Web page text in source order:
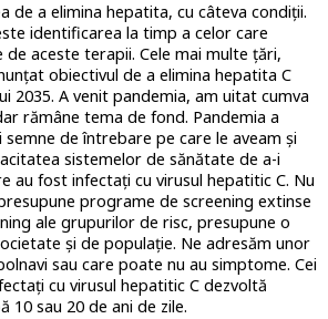
de a elimina hepatita, cu câteva condiții.
identificarea la timp a celor care
aceste terapii. Cele mai multe țări,
obiectivul de a elimina hepatita C
2035. A venit pandemia, am uitat cumva
rămâne tema de fond. Pandemia a
semne de întrebare pe care le aveam și
sistemelor de sănătate de a-i
au fost infectați cu virusul hepatitic C. Nu
programe de screening extinse
ale grupurilor de risc, presupune o
și de populație. Ne adresăm unor
sau care poate nu au simptome. Cei
cu virusul hepatitic C dezvoltă
10 sau 20 de ani de zile.